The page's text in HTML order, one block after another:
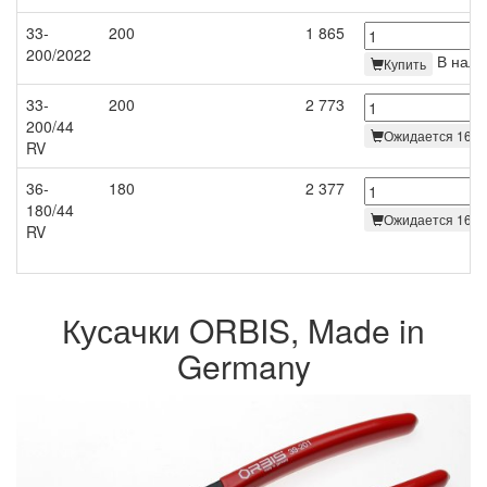
33-
200/2022
200 1 865
Купить
В
33-
200/44
RV
200 2 773
Ожидается
36-
180/44
RV
180 2 377
Ожидается
Кусачки ORBIS, Made in
Germany